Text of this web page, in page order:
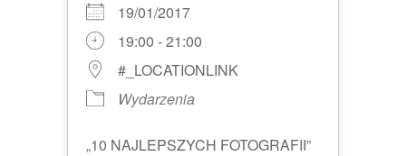
19/01/2017
19:00 - 21:00
#_LOCATIONLINK
Wydarzenia
„10 NAJLEPSZYCH FOTOGRAFII”